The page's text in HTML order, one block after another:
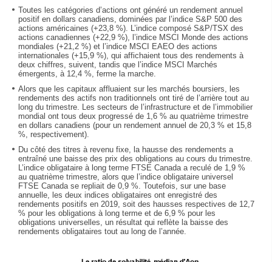
Toutes les catégories d’actions ont généré un rendement annuel
positif en dollars canadiens, dominées par l’indice S&P 500 des
actions américaines (+23,8 %). L’indice composé S&P/TSX des
actions canadiennes (+22,9 %), l’indice MSCI Monde des actions
mondiales (+21,2 %) et l’indice MSCI EAEO des actions
internationales (+15,9 %), qui affichaient tous des rendements à
deux chiffres, suivent, tandis que l’indice MSCI Marchés
émergents, à 12,4 %, ferme la marche.
Alors que les capitaux affluaient sur les marchés boursiers, les
rendements des actifs non traditionnels ont tiré de l’arrière tout au
long du trimestre. Les secteurs de l’infrastructure et de l’immobilier
mondial ont tous deux progressé de 1,6 % au quatrième trimestre
en dollars canadiens (pour un rendement annuel de 20,3 % et 15,8
%, respectivement).
Du côté des titres à revenu fixe, la hausse des rendements a
entraîné une baisse des prix des obligations au cours du trimestre.
L’indice obligataire à long terme FTSE Canada a reculé de 1,9 %
au quatrième trimestre, alors que l’indice obligataire universel
FTSE Canada se repliait de 0,9 %. Toutefois, sur une base
annuelle, les deux indices obligataires ont enregistré des
rendements positifs en 2019, soit des hausses respectives de 12,7
% pour les obligations à long terme et de 6,9 % pour les
obligations universelles, un résultat qui reflète la baisse des
rendements obligataires tout au long de l’année.